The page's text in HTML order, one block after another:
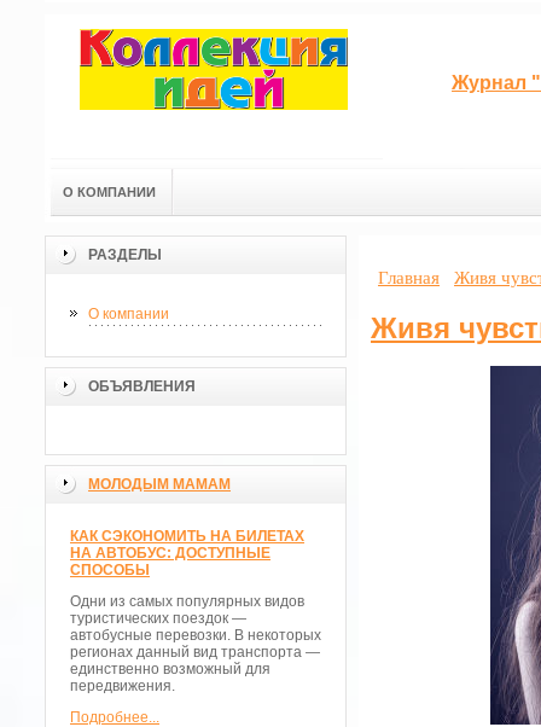
Журнал
О КОМПАНИИ
РАЗДЕЛЫ
О компании
ОБЪЯВЛЕНИЯ
МОЛОДЫМ МАМАМ
КАК СЭКОНОМИТЬ НА БИЛЕТАХ
НА АВТОБУС: ДОСТУПНЫЕ
СПОСОБЫ
Одни из самых популярных видов
туристических поездок —
автобусные перевозки. В некоторых
регионах данный вид транспорта —
единственно возможный для
передвижения.
Подробнее...
Главная Живя
Живя